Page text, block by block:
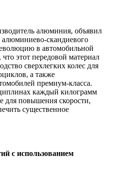
алюминия, объявил
алюминиево-скандиевого
в автомобильной
этот передовой материал
сверхлегких колес для
а также
премиум-класса.
каждый килограмм
для повышения скорости,
существенное
с использованием